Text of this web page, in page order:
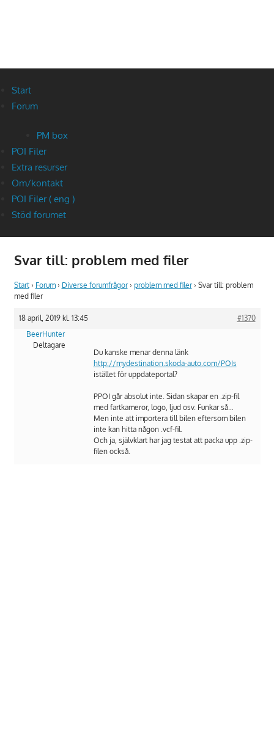
Start
Forum
PM box
POI Filer
Extra resurser
Om/kontakt
POI Filer ( eng )
Stöd forumet
Svar till: problem med filer
Start › Forum › Diverse forumfrågor › problem med filer › Svar till: problem
med filer
18 april, 2019 kl. 13:45
#1370
BeerHunter
Deltagare
Du kanske menar denna länk
http://mydestination.skoda-auto.com/POIs
istället för uppdateportal?
PPOI går absolut inte. Sidan skapar en .zip-fil
med fartkameror, logo, ljud osv. Funkar så…
Men inte att importera till bilen eftersom bilen
inte kan hitta någon .vcf-fil.
Och ja, självklart har jag testat att packa upp .zip-
filen också.